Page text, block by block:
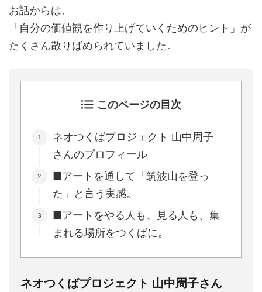
お話からは、
「自分の価値観を作り上げていくためのヒント」が
たくさん散りばめられていました。
このページの目次
ネオつくばプロジェクト 山中周子
さんのプロフィール
■アートを通して「筑波山を登っ
た」と言う実感。
■アートをやる人も、見る人も、集
まれる場所をつくばに。
ネオつくばプロジェクト 山中周子さん